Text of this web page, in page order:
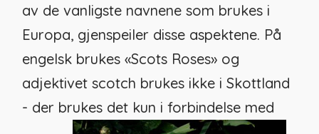
av de vanligste navnene som brukes i
Europa, gjenspeiler disse aspektene. På
engelsk brukes «Scots Roses» og
adjektivet scotch brukes ikke i Skottland
- der brukes det kun i forbindelse med